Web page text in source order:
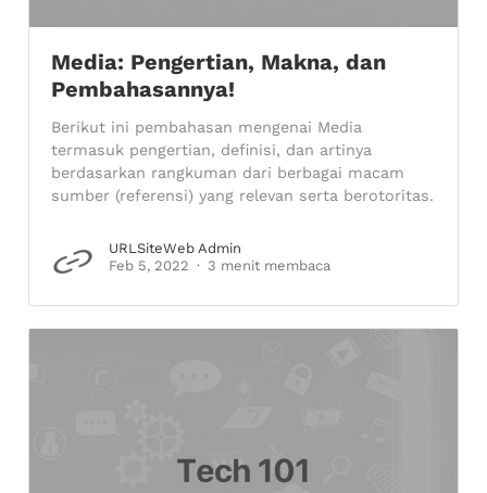
Media: Pengertian, Makna, dan
Pembahasannya!
Berikut ini pembahasan mengenai Media
termasuk pengertian, definisi, dan artinya
berdasarkan rangkuman dari berbagai macam
sumber (referensi) yang relevan serta berotoritas.
URLSiteWeb Admin
Feb 5, 2022
3 menit membaca